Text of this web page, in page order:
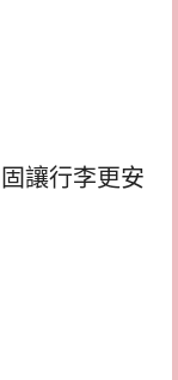
讓行李更安